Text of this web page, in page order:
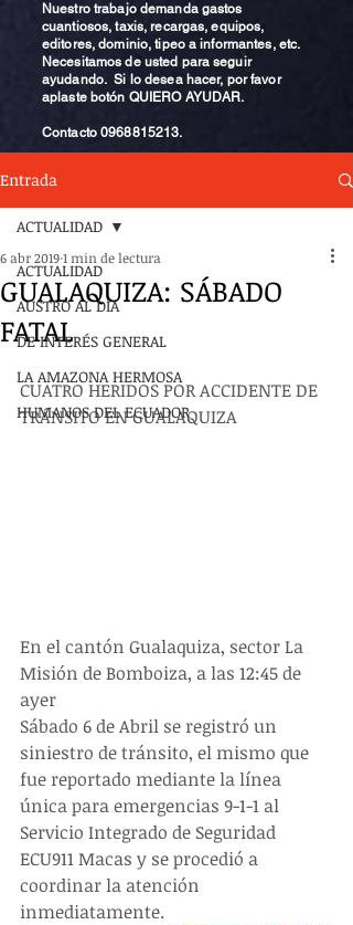
Nuestro trabajo demanda gastos
cuantiosos, taxis, recargas, equipos,
editores, dominio, tipeo a informantes, etc.
Necesitamos de usted para seguir
ayudando. Si lo desea hacer, por favor
aplaste botón QUIERO AYUDAR.
Contacto0968815213.
Entrada
ACTUALIDAD
AUSTRO AL DÍA
DE INTERÉS GENERAL
LA AMAZONA HERMOSA
HUMANOS DEL ECUADOR
ACTUALIDAD
GUALAQUIZA: SÁBADO
FATAL
6 abr 20191 min de lectura
CUATRO HERIDOS POR ACCIDENTE DE
TRÁNSITO EN GUALAQUIZA
En el cantón Gualaquiza, sector La
Misión de Bomboiza, a las 12:45 de
ayer
Sábado 6 de Abril se registró un
siniestro de tránsito, el mismo que
fue reportado mediante la línea
única para emergencias 9-1-1 al
Servicio Integrado de Seguridad
ECU911 Macas y se procedió a
coordinar la atención
inmediatamente.